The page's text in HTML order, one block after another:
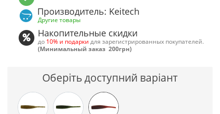
Производитель: Keitech
Другие товары
Накопительные скидки
до 10% и подарки для зарегистрированных покупателей.
(Минимальный заказ 200грн)
Оберіть доступний варіант